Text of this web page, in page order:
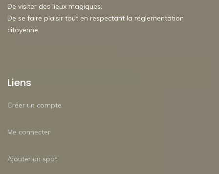
De visiter des lieux magiques,
De se faire plaisir tout en respectant la réglementation
citoyenne.
Liens
Créer un compte
Me connecter
Ajouter un spot